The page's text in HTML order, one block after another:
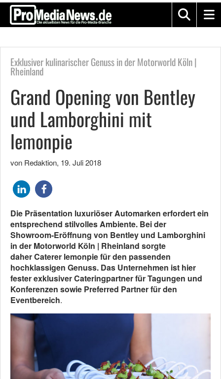
Exklusiver kulinarischer Genuss in der Motorworld Köln |
Rheinland
Grand Opening von Bentley
und Lamborghini mit
lemonpie
von Redaktion, 19. Juli 2018
Die Präsentation luxuriöser Automarken erfordert ein
entsprechend stilvolles Ambiente. Bei der
Showroom-Eröffnung von Bentley und Lamborghini
in der Motorworld Köln | Rheinland sorgte
daherCaterer lemonpie für den passenden
hochklassigen Genuss. Das Unternehmen ist hier
fester exklusiver Cateringpartner für Tagungen und
Konferenzen sowie Preferred Partner für den
Eventbereich.